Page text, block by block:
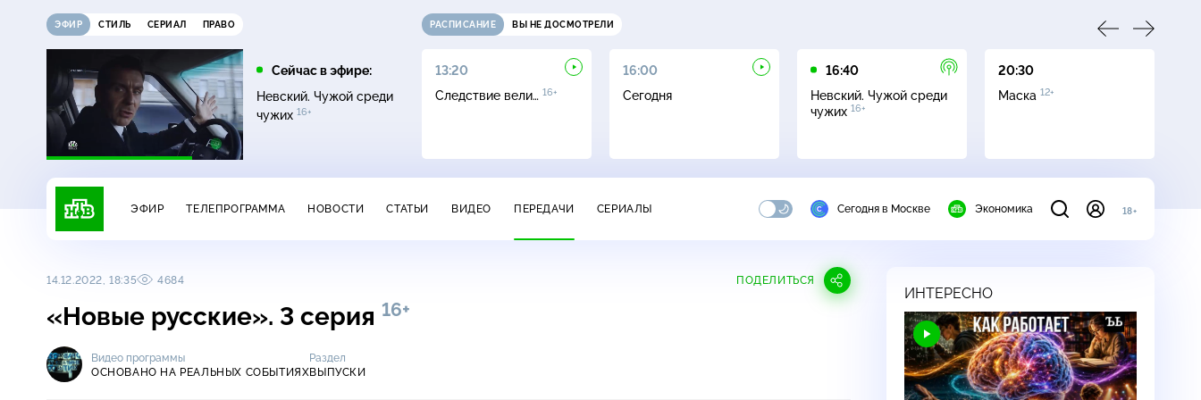
ЭФИР СТИЛЬ СЕРИАЛ ПРАВО
Сейчас в эфире:
Невский. Чужой среди
чужих 16+
РАСПИСАНИЕ ВЫ НЕ ДОСМОТРЕЛИ
12:00
Своя игра0+
13:00
Сегодня
13:20
Следствие вели… 16+
16:00
Сегодня
16:40
Невский. Чужой среди
чужих 16+
20:30
Маска 12+
ЭФИР ТЕЛЕПРОГРАММА НОВОСТИ СТАТЬИ ВИДЕО ПЕРЕДАЧИ СЕРИАЛЫ Сегодня в Москве Экономика 18+
14.12.2022, 18:35 4684 ПОДЕЛИТЬСЯ
«Новые русские». 3 серия 16+
Видео программы
ОСНОВАНО НА РЕАЛЬНЫХ СОБЫТИЯХ
Раздел
ВЫПУСКИ
ИНТЕРЕСНО